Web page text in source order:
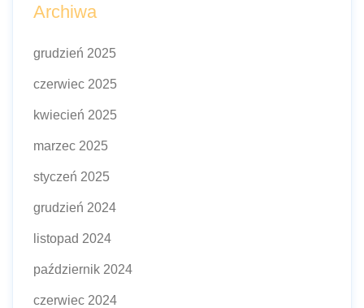
Archiwa
grudzień 2025
czerwiec 2025
kwiecień 2025
marzec 2025
styczeń 2025
grudzień 2024
listopad 2024
październik 2024
czerwiec 2024